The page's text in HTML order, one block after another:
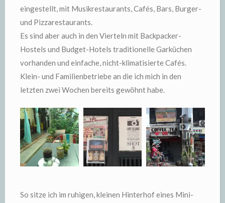
eingestellt, mit Musikrestaurants, Cafés, Bars, Burger-
und Pizzarestaurants.
Es sind aber auch in den Vierteln mit Backpacker-
Hostels und Budget-Hotels traditionelle Garküchen
vorhanden und einfache, nicht-klimatisierte Cafés.
Klein- und Familienbetriebe an die ich mich in den
letzten zwei Wochen bereits gewöhnt habe.
So sitze ich im ruhigen, kleinen Hinterhof eines Mini-